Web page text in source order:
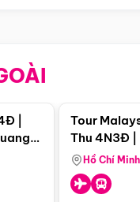
bật
|
Tour
Thu 4N3Đ |
Malacca -
Singapore
Hồ Chí Minh